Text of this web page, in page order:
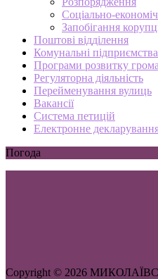
Соціально-
Запобігання
Поштові відділення
Комунальні підприємства
Програми розвитку
Регуляторна діяльність
Перейменування вулиць
Вакансії
Система петицій
Електронне
Погода
Copyright © 2026